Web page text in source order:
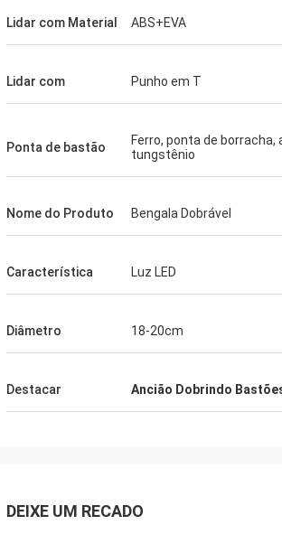
Lidar com Material ABS+EVA
Lidar com Punho em T
Ponta de bastão
Ferro, ponta de borracha,
tungstênio
Nome do Produto Bengala Dobrável
Característica Luz LED
Diâmetro 18-20cm
Destacar Ancião Dobrindo
DEIXE UM RECADO